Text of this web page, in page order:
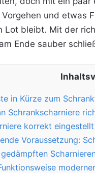
und etwas
Lot bleibt. Mit der
Ende sauber
in Kürze zum
Schrankscharniere
korrekt
Voraussetzung: